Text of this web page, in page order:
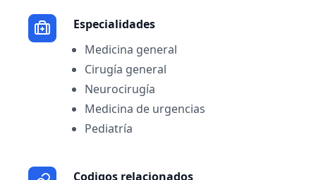
Especialidades
Medicina general
Cirugía general
Neurocirugía
Medicina de urgencias
Pediatría
Codigos relacionados